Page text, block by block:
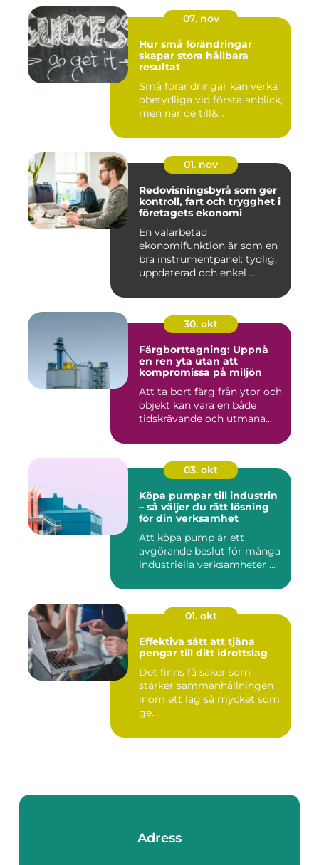
07. nov
Hur små förändringar
skapar stora hållbara
resultat
Små förändringar kan verka
obetydliga vid första anblick,
men när de till&...
01. nov
Redovisningsbyrå som ger
kontroll, fart och trygghet i
företagets ekonomi
En välarbetad
ekonomifunktion är som en
bra instrumentpanel: tydlig,
uppdaterad och enkel ...
30. okt
Färgborttagning: Uppnå
en ren yta utan att
kompromissa på miljön
Att ta bort färg från ytor och
objekt kan vara en både
tidskrävande och utmana...
03. okt
Köpa pumpar till industrin
– så väljer du rätt lösning
för din verksamhet
Att köpa pump är ett
avgörande beslut för många
industriella verksamheter ...
01. okt
Effektiva sätt att tjäna
pengar till ditt idrottslag
Det finns få saker som
stärker sammanhållningen
inom ett lag så mycket som
ge...
Adress